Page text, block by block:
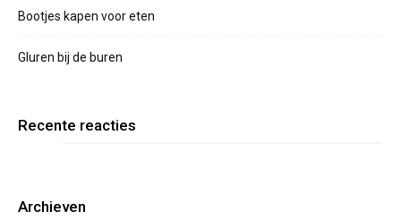
Bootjes kapen voor eten
Gluren bij de buren
Recente reacties
Archieven